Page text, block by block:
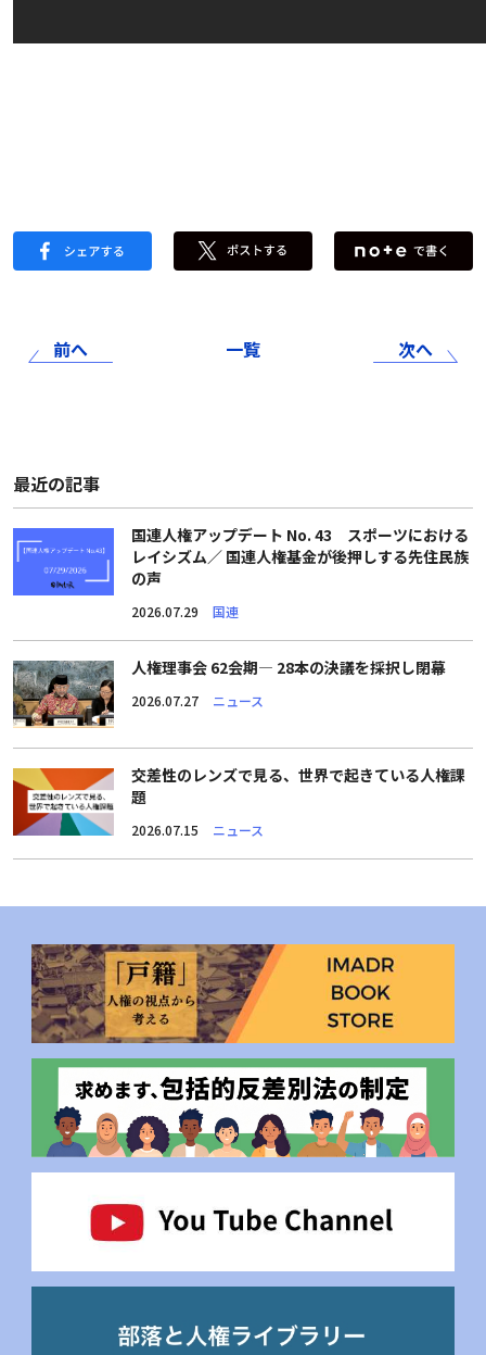
前へ 一覧 次へ
最近の記事
国連人権アップデート No. 43 スポーツにおける
レイシズム／ 国連人権基金が後押しする先住民族
の声
2026.07.29 国連
人権理事会 62会期― 28本の決議を採択し閉幕
2026.07.27 ニュース
交差性のレンズで見る、世界で起きている人権課
題
2026.07.15 ニュース